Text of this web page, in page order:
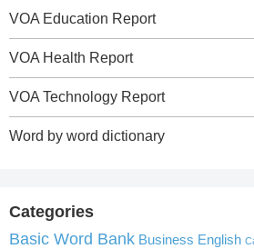
VOA Education Report
VOA Health Report
VOA Technology Report
Word by word dictionary
Categories
Basic Word Bank Business English